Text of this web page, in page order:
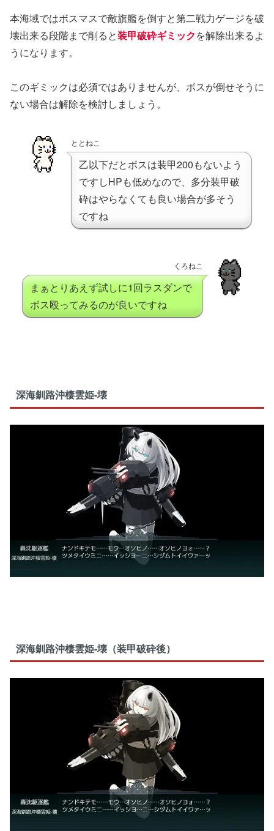
本海域ではボスマスで敵旗艦を倒すと第二戦力ゲージを破
壊出来る段階まで削ると装甲破砕ギミックを解除出来るよ
うになります。
このギミックは必須ではありませんが、ボスが倒せそうに
ない場合は解除を検討しましょう。
ととねこ
乙以下だとボスは装甲200もないよう
ですしHPも低めなので、多分装甲破
砕はやらなくても良い場合が多そう
ですね
くろねこ
まぁとりあえず試しに1回ラスダンで
ボス殴ってみるのが良いですね
深海釧路沖棲雲姫-壊
深海釧路沖棲雲姫-壊（装甲破砕後）